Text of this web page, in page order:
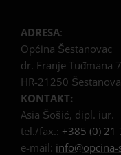
ADRESA:
Općina Šestanovac
dr. Franje Tuđmana
HR-21250
KONTAKT:
Asia Šošić, dipl. iur.
tel./fax.: +385 (0) 21
e-mail: